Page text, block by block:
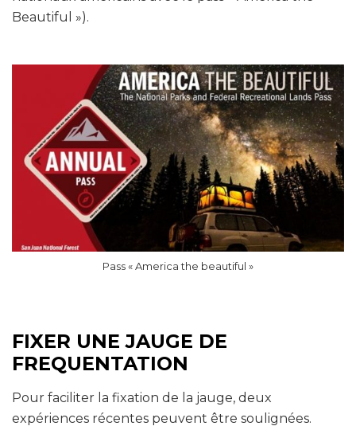
Beautiful »).
Pass « America the beautiful »
FIXER UNE JAUGE DE
FREQUENTATION
Pour faciliter la fixation de la jauge, deux
expériences récentes peuvent être soulignées.